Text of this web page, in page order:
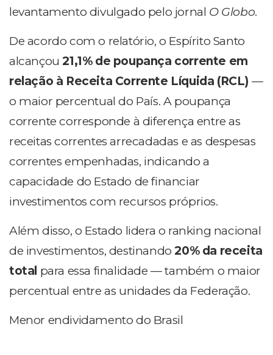
levantamento divulgado pelo jornal O Globo.
De acordo com o relatório, o Espírito Santo
alcançou21,1% de poupança corrente em
relação à Receita Corrente Líquida (RCL) —
o maior percentual do País. A poupança
corrente corresponde à diferença entre as
receitas correntes arrecadadas e as despesas
correntes empenhadas, indicando a
capacidade do Estado de financiar
investimentos com recursos próprios.
Além disso, o Estado lidera o ranking nacional
de investimentos, destinando20% da receita
total para essa finalidade — também o maior
percentual entre as unidades da Federação.
Menor endividamento do Brasil